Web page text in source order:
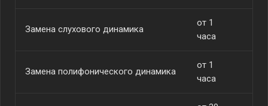
Замена слухового динамика
от 1
часа
Замена полифонического динамика
от 1
часа